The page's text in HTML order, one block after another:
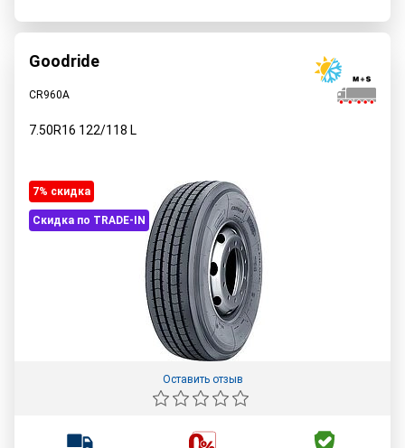
Goodride
CR960A
7.50R16 122/118 L
7% cкидка
Скидка по TRADE-IN
Оставить отзыв